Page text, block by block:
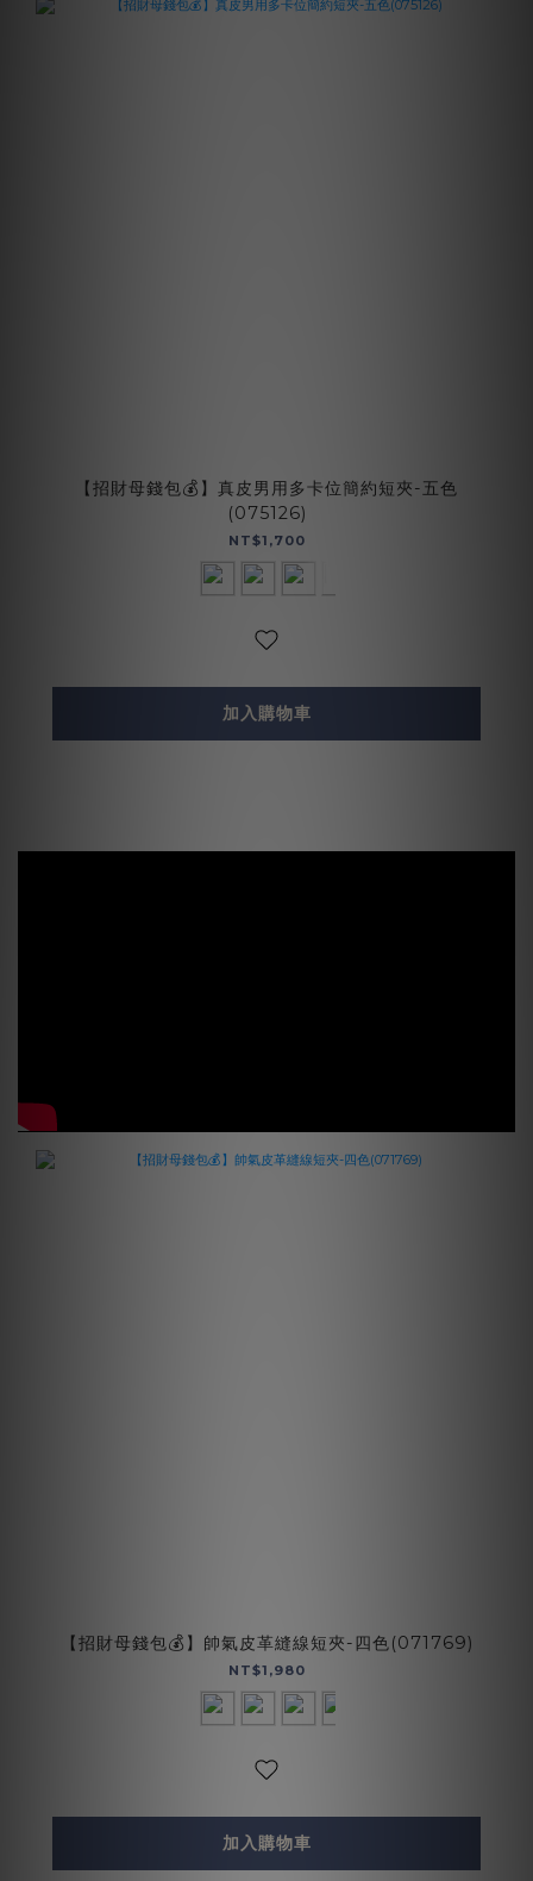
【招財母錢包💰】真皮男用多卡位簡約短夾-五色
(075126)
NT$1,700
加入購物車
【招財母錢包💰】帥氣皮革縫線短夾-四色(071769)
NT$1,980
加入購物車